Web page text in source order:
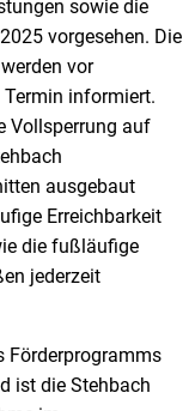
sowie die
vorgesehen. Die
vor
informiert.
Vollsperrung auf
ausgebaut
Erreichbarkeit
die fußläufige
jederzeit
Förderprogramms
ist die Stehbach